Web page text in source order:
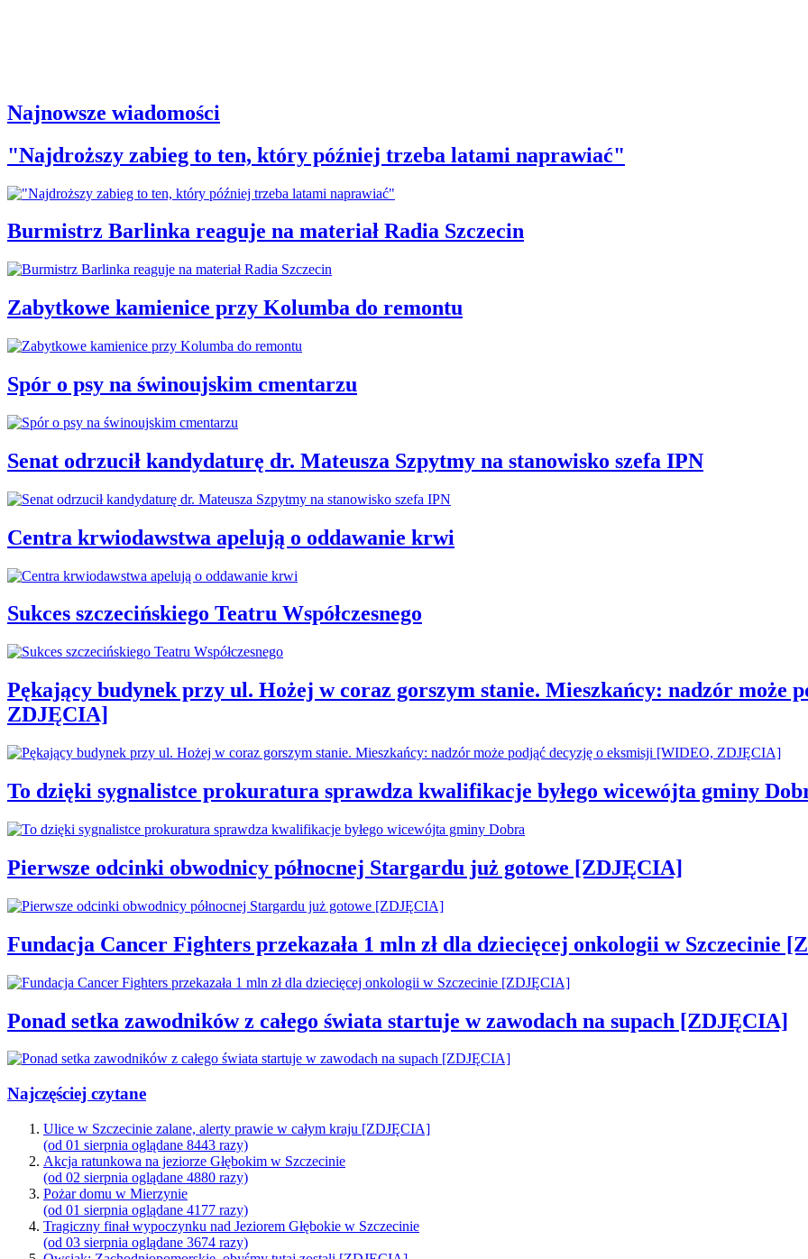
Najnowsze wiadomości
"Najdroższy zabieg to ten, który później trzeba latami naprawiać"
Burmistrz Barlinka reaguje na materiał Radia Szczecin
Zabytkowe kamienice przy Kolumba do remontu
Spór o psy na świnoujskim cmentarzu
Senat odrzucił kandydaturę dr. Mateusza Szpytmy na stanowisko szefa IPN
Centra krwiodawstwa apelują o oddawanie krwi
Sukces szczecińskiego Teatru Współczesnego
Pękający budynek przy ul. Hożej w coraz gorszym stanie. Mieszkańcy: nadzór może
ZDJĘCIA]
To dzięki sygnalistce prokuratura sprawdza kwalifikacje byłego wicewójta gminy
Pierwsze odcinki obwodnicy północnej Stargardu już gotowe [ZDJĘCIA]
Fundacja Cancer Fighters przekazała 1 mln zł dla dziecięcej onkologii w Szczecinie
Ponad setka zawodników z całego świata startuje w zawodach na supach [ZDJĘCIA]
Najczęściej czytane
Ulice w Szczecinie zalane, alerty prawie w całym kraju [ZDJĘCIA]
(od 01 sierpnia oglądane 8443 razy)
Akcja ratunkowa na jeziorze Głębokim w Szczecinie
(od 02 sierpnia oglądane 4880 razy)
Pożar domu w Mierzynie
(od 01 sierpnia oglądane 4177 razy)
Tragiczny finał wypoczynku nad Jeziorem Głębokie w Szczecinie
(od 03 sierpnia oglądane 3674 razy)